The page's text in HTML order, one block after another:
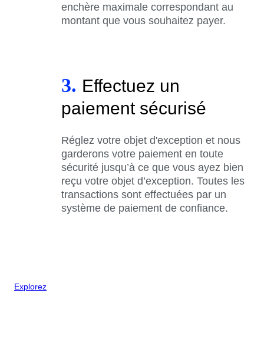
enchère maximale correspondant au
montant que vous souhaitez payer.
3. Effectuez un
paiement sécurisé
Réglez votre objet d'exception et nous
garderons votre paiement en toute
sécurité jusqu’à ce que vous ayez bien
reçu votre objet d’exception. Toutes les
transactions sont effectuées par un
système de paiement de confiance.
Explorez